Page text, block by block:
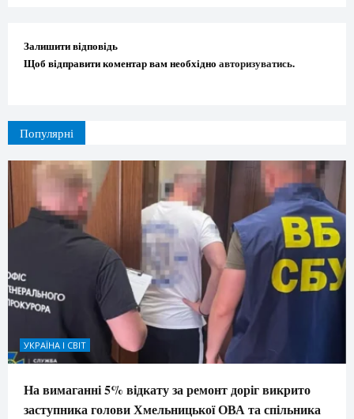
Залишити відповідь
Щоб відправити коментар вам необхідно авторизуватись.
Популярні
УКРАЇНА І СВІТ
На вимаганні 5% відкату за ремонт доріг викрито
заступника голови Хмельницької ОВА та спільника